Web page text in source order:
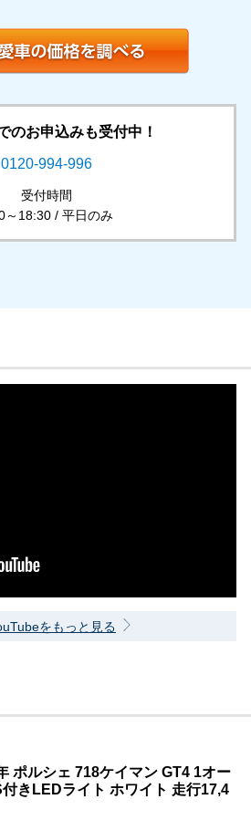
のお申込みも受付中！
0120-994-996
受付時間
～18:30 / 平日のみ
をもっと見る
ポルシェ 718ケイマン GT4 1オー
きLEDライト ホワイト 走行17,4